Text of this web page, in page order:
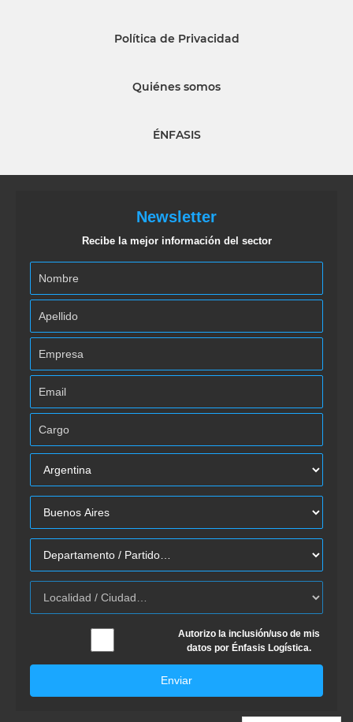
Política de Privacidad
Quiénes somos
ÉNFASIS
Newsletter
Recibe la mejor información del sector
Autorizo la inclusión/uso de mis
datos por Énfasis Logística.
Enviar